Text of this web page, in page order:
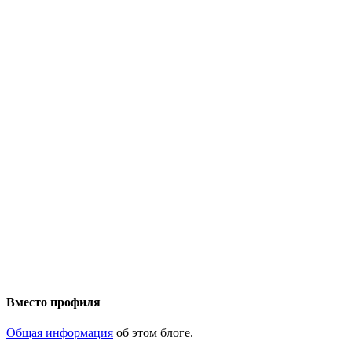
Вместо профиля
Общая информация об этом блоге.